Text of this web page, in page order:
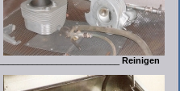
Reinigen